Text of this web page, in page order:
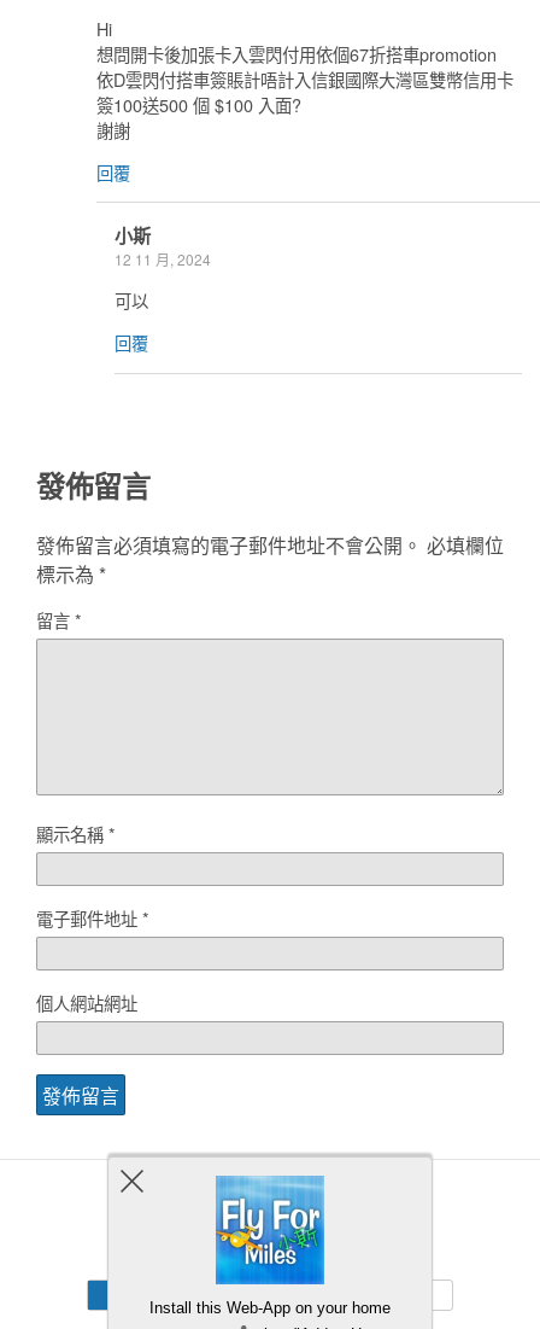
Hi
想問開卡後加張卡入雲閃付用依個67折搭車promotion
依D雲閃付搭車簽賬計唔計入信銀國際大灣區雙幣信用卡
簽100送500 個 $100 入面?
謝謝
回覆
小斯
12 11 月, 2024
可以
回覆
發佈留言
發佈留言必須填寫的電子郵件地址不會公開。 必填欄位
標示為 *
留言*
顯示名稱*
電子郵件地址*
個人網站網址
Back to top
Install this Web-App on your home